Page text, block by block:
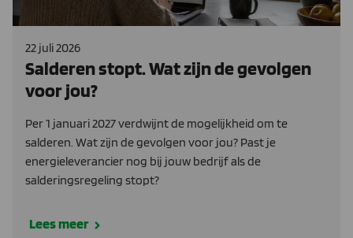
22 juli 2026
Salderen stopt. Wat zijn de gevolgen
voor jou?
Per 1 januari 2027 verdwijnt de mogelijkheid om te
salderen. Wat zijn de gevolgen voor jou? Past je
energieleverancier nog bij jouw bedrijf als de
salderingsregeling stopt?
Lees meer